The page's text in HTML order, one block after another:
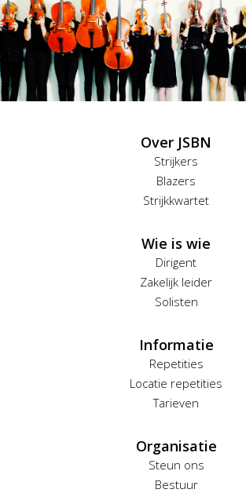
Over JSBN
Strijkers
Blazers
Strijkkwartet
Wie is wie
Dirigent
Zakelijk leider
Solisten
Informatie
Repetities
Locatie repetities
Tarieven
Organisatie
Steun ons
Bestuur